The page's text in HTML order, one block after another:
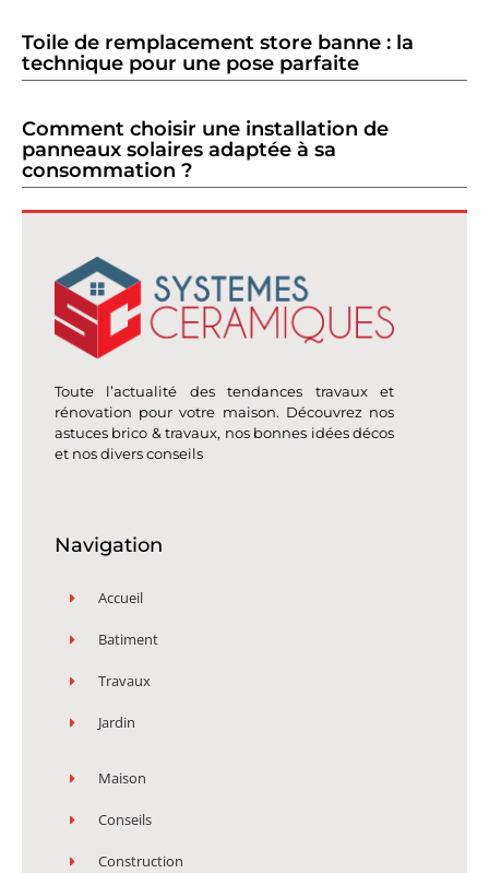
Toile de remplacement store banne : la
technique pour une pose parfaite
Comment choisir une installation de
panneaux solaires adaptée à sa
consommation ?
Toute l’actualité des tendances travaux et
rénovation pour votre maison. Découvrez nos
astuces brico & travaux, nos bonnes idées décos
et nos divers conseils
Navigation
Accueil
Batiment
Travaux
Jardin
Maison
Conseils
Construction